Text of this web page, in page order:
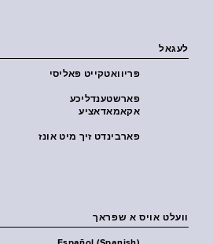
לעגאל
פּריוואטקייט פּאליסי
פארשטענדליכע
אקאמאדאציע
פארבינדט זיך מיט אונז
וועלט אויס א שפראך